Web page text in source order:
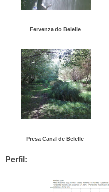
Fervenza do Belelle
Presa Canal de Belelle
Perfil: